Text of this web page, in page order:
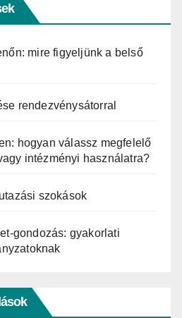
mire figyeljünk a belső
rendezvénysátorral
hogyan válassz megfelelő
intézményi használatra?
szokások
gondozás: gyakorlati